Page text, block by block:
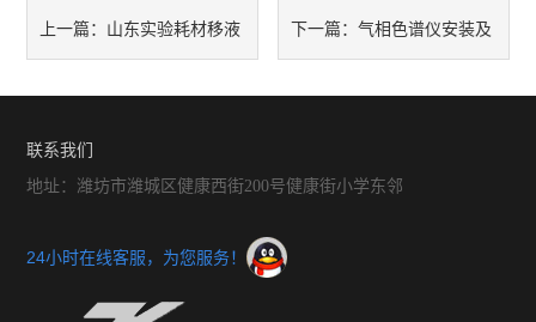
上一篇： 山东实验耗材移液
了
下一篇： 气相色谱仪安装及
联系我们
地址：潍坊市潍城区健康西街200号健康街小学东邻
24小时在线客服，为您服务！